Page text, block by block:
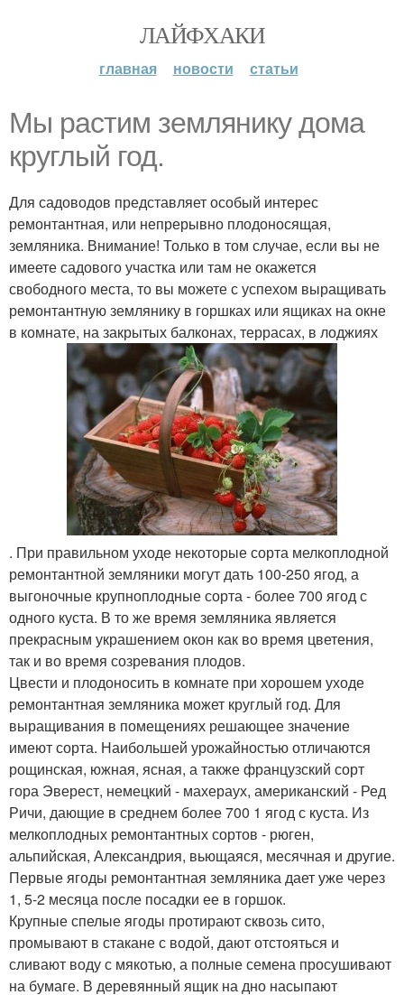
ЛАЙФХАКИ
главная новости статьи
Мы растим землянику дома
круглый год.
Для садоводов представляет особый интерес
ремонтантная, или непрерывно плодоносящая,
земляника. Внимание! Только в том случае, если вы не
имеете садового участка или там не окажется
свободного места, то вы можете с успехом выращивать
ремонтантную землянику в горшках или ящиках на окне
в комнате, на закрытых балконах, террасах, в лоджиях
. При правильном уходе некоторые сорта мелкоплодной
ремонтантной земляники могут дать 100-250 ягод, а
выгоночные крупноплодные сорта - более 700 ягод с
одного куста. В то же время земляника является
прекрасным украшением окон как во время цветения,
так и во время созревания плодов.
Цвести и плодоносить в комнате при хорошем уходе
ремонтантная земляника может круглый год. Для
выращивания в помещениях решающее значение
имеют сорта. Наибольшей урожайностью отличаются
рощинская, южная, ясная, а также французский сорт
гора Эверест, немецкий - махераух, американский - Ред
Ричи, дающие в среднем более 700 1 ягод с куста. Из
мелкоплодных ремонтантных сортов - рюген,
альпийская, Александрия, вьющаяся, месячная и другие.
Первые ягоды ремонтантная земляника дает уже через
1, 5-2 месяца после посадки ее в горшок.
Крупные спелые ягоды протирают сквозь сито,
промывают в стакане с водой, дают отстояться и
сливают воду с мякотью, а полные семена просушивают
на бумаге. В деревянный ящик на дно насыпают